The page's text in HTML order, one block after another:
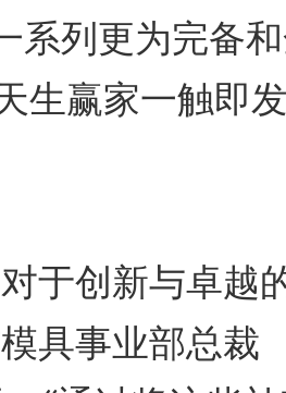
系列更为完备
生赢家一触即
于创新与卓越
具事业部总裁